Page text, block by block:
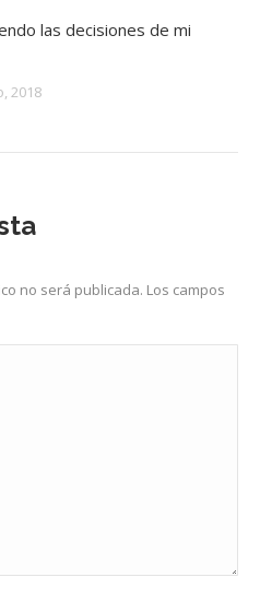
las decisiones de mi
2018
no será publicada. Los campos